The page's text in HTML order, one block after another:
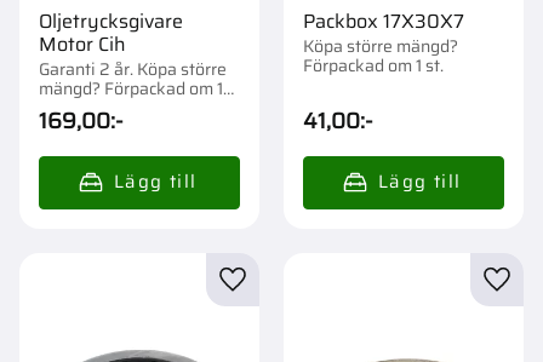
Oljetrycksgivare
Motor Cih
Garanti 2 år. Köpa större
mängd? Förpackad om 1
st.
169,00:-
Packbox 17X30X7
Köpa större mängd?
Förpackad om 1 st.
41,00:-
Lägg till i favoriter